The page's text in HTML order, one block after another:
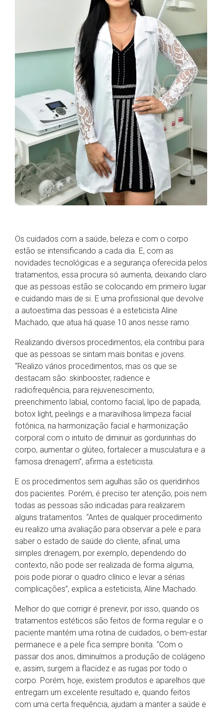
Os cuidados com a saúde, beleza e com o corpo
estão se intensificando a cada dia. E, com as
novidades tecnológicas e a segurança oferecida pelos
tratamentos, essa procura só aumenta, deixando claro
que as pessoas estão se colocando em primeiro lugar
e cuidando mais de si. E uma profissional que devolve
a autoestima das pessoas é a esteticista Aline
Machado, que atua há quase 10 anos nesse ramo.
Realizando diversos procedimentos, ela contribui para
que as pessoas se sintam mais bonitas e jovens.
“Realizo vários procedimentos, mas os que se
destacam são: skinbooster, radience e
radiofrequência, para rejuvenescimento;
preenchimento labial, contorno facial, lipo de papada,
botox light, peelings e a maravilhosa limpeza facial
fotônica, na harmonização facial e harmonização
corporal com o intuito de diminuir as gordurinhas do
corpo, aumentar o glúteo, fortalecer a musculatura e a
famosa drenagem”, afirma a esteticista.
E os procedimentos sem agulhas são os queridinhos
dos pacientes. Porém, é preciso ter atenção, pois nem
todas as pessoas são indicadas para realizarem
alguns tratamentos. “Antes de qualquer procedimento
eu realizo uma avaliação para observar a pele e para
saber o estado de saúde do cliente, afinal, uma
simples drenagem, por exemplo, dependendo do
contexto, não pode ser realizada de forma alguma,
pois pode piorar o quadro clínico e levar a sérias
complicações”, explica a esteticista, Aline Machado.
Melhor do que corrigir é prenevir, por isso, quando os
tratamentos estéticos são feitos de forma regular e o
paciente mantém uma rotina de cuidados, o bem-estar
permanece e a pele fica sempre bonita. “Com o
passar dos anos, diminuímos a produção de colágeno
e, assim, surgem a flacidez e as rugas por todo o
corpo. Porém, hoje, existem produtos e aparelhos que
entregam um excelente resultado e, quando feitos
com uma certa frequência, ajudam a manter a saúde e